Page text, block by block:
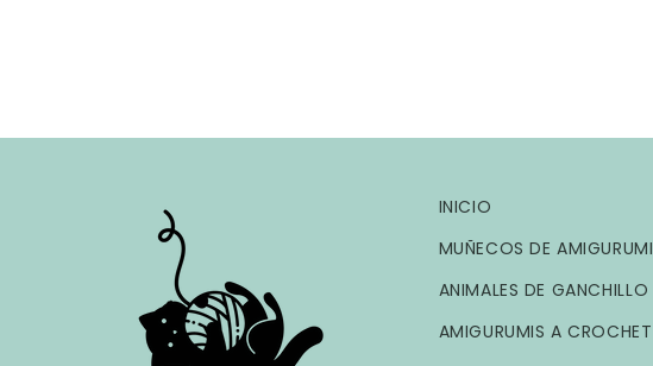
INICIO
MUÑECOS DE AMIGURUMI
ANIMALES DE GANCHILLO
AMIGURUMIS A CROCHET